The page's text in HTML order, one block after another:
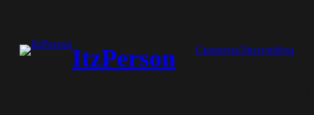
содержимомуItzPerson СкриптыЭксплойты